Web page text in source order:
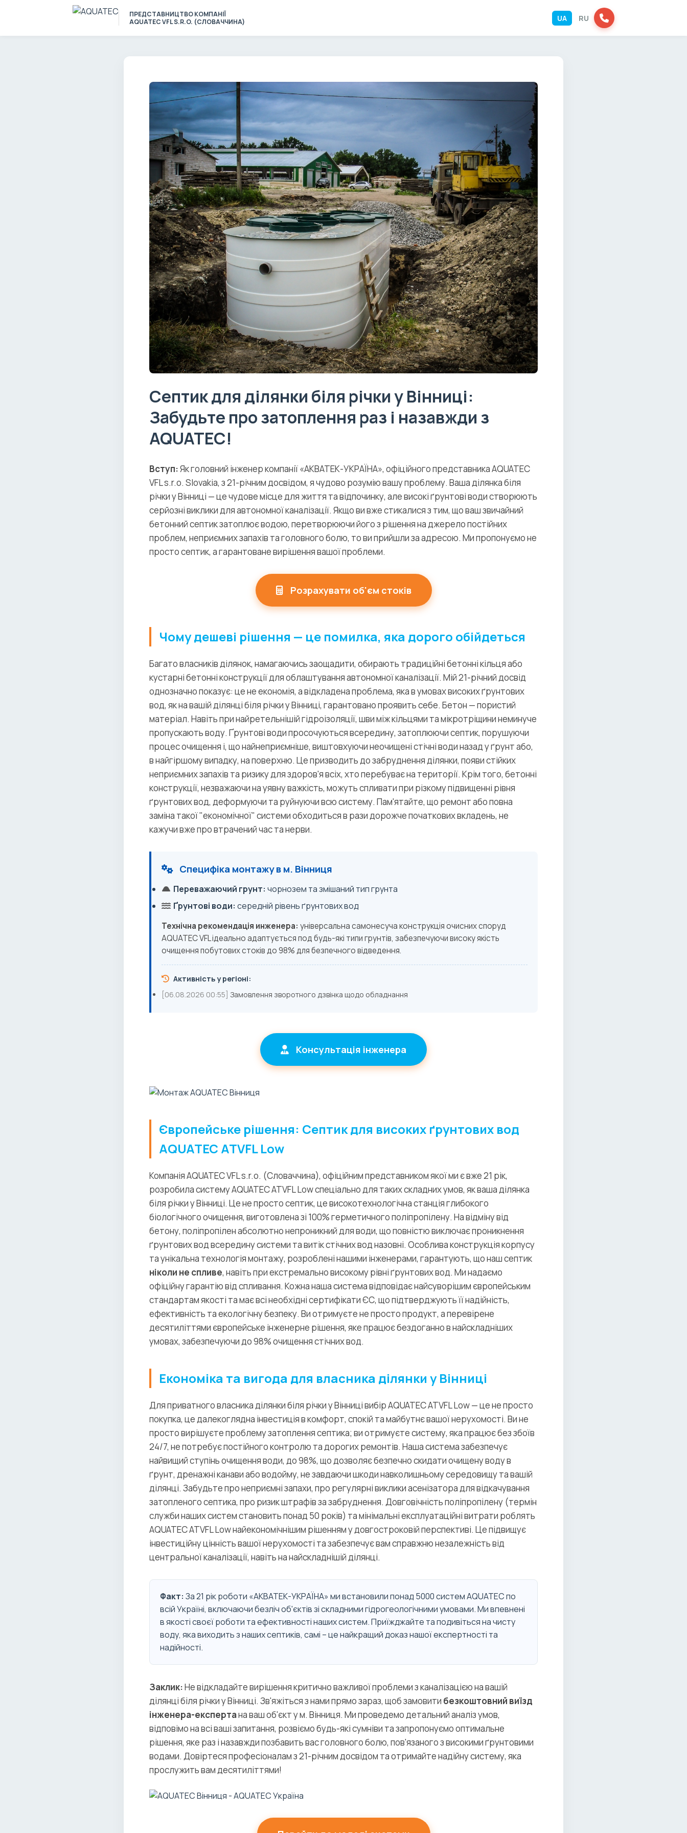
ПРЕДСТАВНИЦТВО КОМПАНІЇ
AQUATEC VFL S.R.O. (СЛОВАЧЧИНА)
UA RU
Септик для ділянки біля річки у Вінниці:
Забудьте про затоплення раз і назавжди з
AQUATEC!
Вступ:Як головний інженер компанії «АКВАТЕК-УКРАЇНА», офіційного представника AQUATEC
VFL s.r.o. Slovakia, з 21-річним досвідом, я чудово розумію вашу проблему. Ваша ділянка біля
річки у Вінниці — це чудове місце для життя та відпочинку, але високі ґрунтові води створюють
серйозні виклики для автономної каналізації. Якщо ви вже стикалися з тим, що ваш звичайний
бетонний септик затоплює водою, перетворюючи його з рішення на джерело постійних
проблем, неприємних запахів та головного болю, то ви прийшли за адресою. Ми пропонуємо не
просто септик, а гарантоване вирішення вашої проблеми.
Розрахувати об'єм стоків
Чому дешеві рішення — це помилка, яка дорого обійдеться
Багато власників ділянок, намагаючись заощадити, обирають традиційні бетонні кільця або
кустарні бетонні конструкції для облаштування автономної каналізації. Мій 21-річний досвід
однозначно показує: це не економія, а відкладена проблема, яка в умовах високих ґрунтових
вод, як на вашій ділянці біля річки у Вінниці, гарантовано проявить себе. Бетон — пористий
матеріал. Навіть при найретельнішій гідроізоляції, шви між кільцями та мікротріщини неминуче
пропускають воду. Ґрунтові води просочуються всередину, затоплюючи септик, порушуючи
процес очищення і, що найнеприємніше, виштовхуючи неочищені стічні води назад у ґрунт або,
в найгіршому випадку, на поверхню. Це призводить до забруднення ділянки, появи стійких
неприємних запахів та ризику для здоров'я всіх, хто перебуває на території. Крім того, бетонні
конструкції, незважаючи на уявну важкість, можуть спливати при різкому підвищенні рівня
ґрунтових вод, деформуючи та руйнуючи всю систему. Пам'ятайте, що ремонт або повна
заміна такої "економічної" системи обходиться в рази дорожче початкових вкладень, не
кажучи вже про втрачений час та нерви.
Специфіка монтажу в м. Вінниця
Переважаючий грунт: чорнозем та змішаний тип грунта
Ґрунтові води: середній рівень ґрунтових вод
Технічна рекомендація инженера: універсальна самонесуча конструкція очисних споруд
AQUATEC VFL ідеально адаптується под будь-які типи грунтів, забезпечуючи високу якість
очищення побутових стоків до 98% для безпечного відведення.
Активність у регіоні:
[06.08.2026 00:55] Замовлення зворотного дзвінка щодо обладнання
Консультація інженера
Європейське рішення: Септик для високих ґрунтових вод
AQUATEC ATVFL Low
Компанія AQUATEC VFL s.r.o. (Словаччина), офіційним представником якої ми є вже 21 рік,
розробила систему AQUATEC ATVFL Low спеціально для таких складних умов, як ваша ділянка
біля річки у Вінниці. Це не просто септик, це високотехнологічна станція глибокого
біологічного очищення, виготовлена зі 100% герметичного поліпропілену. На відміну від
бетону, поліпропілен абсолютно непроникний для води, що повністю виключає проникнення
ґрунтових вод всередину системи та витік стічних вод назовні. Особлива конструкція корпусу
та унікальна технологія монтажу, розроблені нашими інженерами, гарантують, що наш септик
ніколи не спливе, навіть при екстремально високому рівні ґрунтових вод. Ми надаємо
офіційну гарантію від спливання. Кожна наша система відповідає найсуворішим європейським
стандартам якості та має всі необхідні сертифікати ЄС, що підтверджують її надійність,
ефективність та екологічну безпеку. Ви отримуєте не просто продукт, а перевірене
десятиліттями європейське інженерне рішення, яке працює бездоганно в найскладніших
умовах, забезпечуючи до 98% очищення стічних вод.
Економіка та вигода для власника ділянки у Вінниці
Для приватного власника ділянки біля річки у Вінниці вибір AQUATEC ATVFL Low — це не просто
покупка, це далекоглядна інвестиція в комфорт, спокій та майбутнє вашої нерухомості. Ви не
просто вирішуєте проблему затоплення септика; ви отримуєте систему, яка працює без збоїв
24/7, не потребує постійного контролю та дорогих ремонтів. Наша система забезпечує
найвищий ступінь очищення води, до 98%, що дозволяє безпечно скидати очищену воду в
ґрунт, дренажні канави або водойму, не завдаючи шкоди навколишньому середовищу та вашій
ділянці. Забудьте про неприємні запахи, про регулярні виклики асенізатора для відкачування
затопленого септика, про ризик штрафів за забруднення. Довговічність поліпропілену (термін
служби наших систем становить понад 50 років) та мінімальні експлуатаційні витрати роблять
AQUATEC ATVFL Low найекономічнішим рішенням у довгостроковій перспективі. Це підвищує
інвестиційну цінність вашої нерухомості та забезпечує вам справжню незалежність від
центральної каналізації, навіть на найскладнішій ділянці.
Факт: За 21 рік роботи «АКВАТЕК-УКРАЇНА» ми встановили понад 5000 систем AQUATEC по
всій Україні, включаючи безліч об'єктів зі складними гідрогеологічними умовами. Ми впевнені
в якості своєї роботи та ефективності наших систем. Приїжджайте та подивіться на чисту
воду, яка виходить з наших септиків, самі – це найкращий доказ нашої експертності та
надійності.
Заклик:Не відкладайте вирішення критично важливої проблеми з каналізацією на вашій
ділянці біля річки у Вінниці. Зв'яжіться з нами прямо зараз, щоб замовити безкоштовний виїзд
інженера-експертана ваш об'єкт у м. Вінниця. Ми проведемо детальний аналіз умов,
відповімо на всі ваші запитання, розвіємо будь-які сумніви та запропонуємо оптимальне
рішення, яке раз і назавжди позбавить вас головного болю, пов'язаного з високими ґрунтовими
водами. Довіртеся професіоналам з 21-річним досвідом та отримайте надійну систему, яка
прослужить вам десятиліттями!